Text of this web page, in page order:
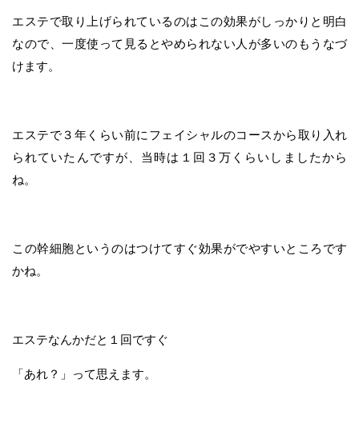
エステで取り上げられているのはこの効果がしっかりと明白
なので、一度使って見るとやめられない人が多いのもうなづ
けます。
エステで３年くらい前にフェイシャルのコースから取り入れ
られていたんですが、当時は１回３万くらいしましたから
ね。
この幹細胞というのはつけてすぐ効果がでやすいところです
かね。
エステなんかだと１回ですぐ
「あれ？」って思えます。